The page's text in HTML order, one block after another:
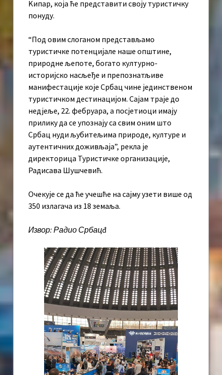
Kипар, која ће представити своју туристичку
понуду.
“Под овим слоганом представљамо
туристичке потенцијале наше општине,
природне љепоте, богато културно-
историјско насљеђе и препознатљиве
манифестације које Србац чине јединственом
туристичком дестинацијом. Сајам траје до
недјеље, 22. фебруара, а посјетиоци имају
прилику да се упознају са свим оним што
Србац нуди љубитељима природе, културе и
аутентичних доживљаја”, рекла је
директорица Туристичке организације,
Радисава Шушчевић.
Очекује се да ће учешће на сајму узети више од
350 излагача из 18 земаља.
Извор: Радио Србацđ